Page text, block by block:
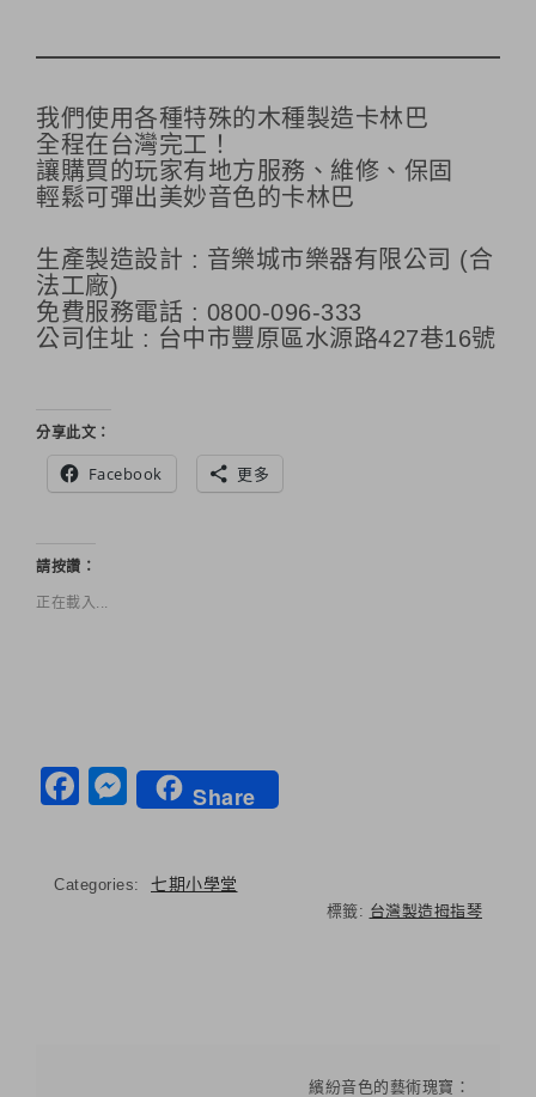
我們使用各種特殊的木種製造卡林巴
全程在台灣完工！
讓購買的玩家有地方服務、維修、保固
輕鬆可彈出美妙音色的卡林巴
生產製造設計 : 音樂城市樂器有限公司 (合
法工廠)
免費服務電話 : 0800-096-333
公司住址 : 台中市豐原區水源路427巷16號
分享此文：
Facebook 更多
請按讚：
正在載入...
Facebook
Messenger
Share
Categories: 七期小學堂
標籤: 台灣製造拇指琴
繽紛音色的藝術瑰寶：